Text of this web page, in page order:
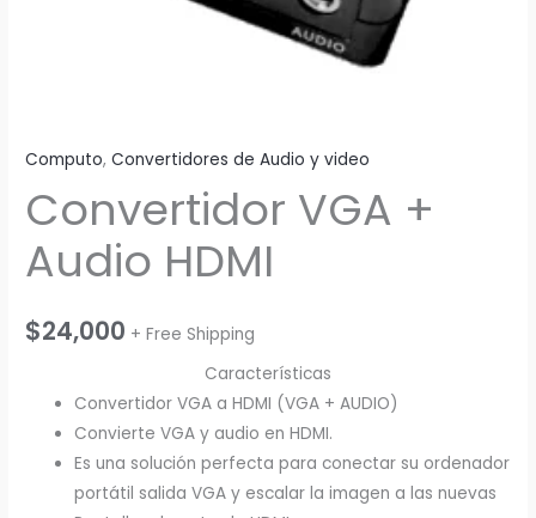
Computo,Convertidores de Audio y video
Convertidor VGA +
Audio HDMI
$24,000 + Free Shipping
Características
Convertidor VGA a HDMI (VGA + AUDIO)
Convierte VGA y audio en HDMI.
Es una solución perfecta para conectar su ordenador
portátil salida VGA y escalar la imagen a las nuevas